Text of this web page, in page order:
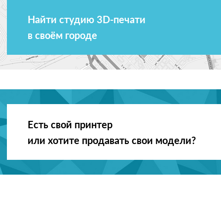
Найти студию 3D-печати
в своём городе
Есть свой принтер
или хотите продавать свои модели?